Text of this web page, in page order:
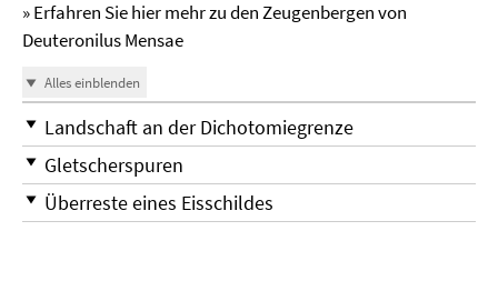
» Erfahren Sie hier mehr zu den Zeugenbergen von
Deuteronilus Mensae
Alles einblenden
Landschaft an der Dichotomiegrenze
Gletscherspuren
Überreste eines Eisschildes